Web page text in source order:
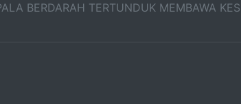
BERDARAH TERTUNDUK MEMBAWA